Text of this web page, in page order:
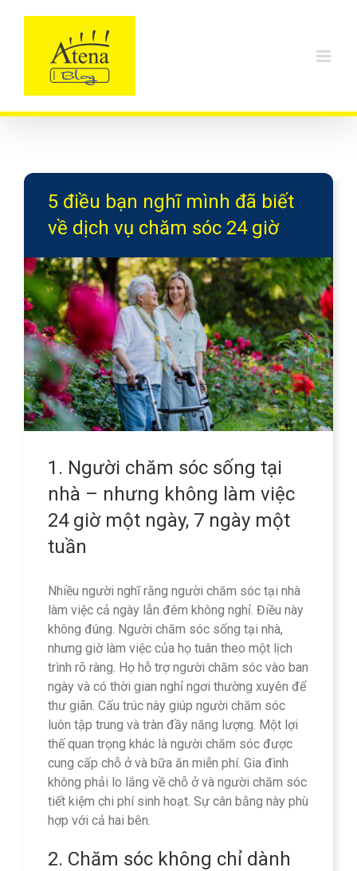
5 điều bạn nghĩ mình đã biết
về dịch vụ chăm sóc 24 giờ
1. Người chăm sóc sống tại
nhà – nhưng không làm việc
24 giờ một ngày, 7 ngày một
tuần
Nhiều người nghĩ rằng người chăm sóc tại nhà
làm việc cả ngày lẫn đêm không nghỉ. Điều này
không đúng. Người chăm sóc sống tại nhà,
nhưng giờ làm việc của họ tuân theo một lịch
trình rõ ràng. Họ hỗ trợ người chăm sóc vào ban
ngày và có thời gian nghỉ ngơi thường xuyên để
thư giãn. Cấu trúc này giúp người chăm sóc
luôn tập trung và tràn đầy năng lượng. Một lợi
thế quan trọng khác là người chăm sóc được
cung cấp chỗ ở và bữa ăn miễn phí. Gia đình
không phải lo lắng về chỗ ở và người chăm sóc
tiết kiệm chi phí sinh hoạt. Sự cân bằng này phù
hợp với cả hai bên.
2. Chăm sóc không chỉ dành